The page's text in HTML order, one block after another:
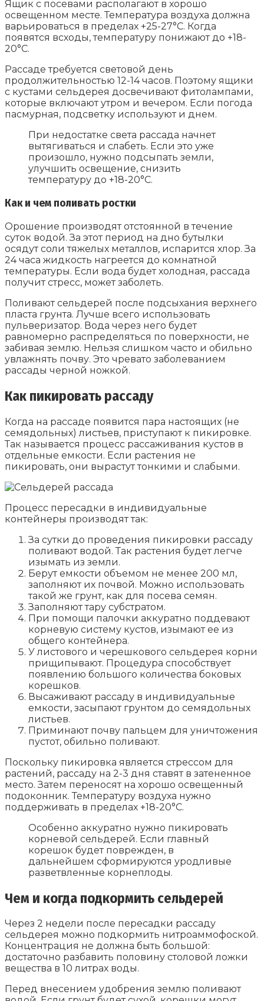
Ящик с посевами располагают в хорошо
освещенном месте. Температура воздуха должна
варьироваться в пределах +25-27°С. Когда
появятся всходы, температуру понижают до +18-
20°С.
Рассаде требуется световой день
продолжительностью 12-14 часов. Поэтому ящики
с кустами сельдерея досвечивают фитолампами,
которые включают утром и вечером. Если погода
пасмурная, подсветку используют и днем.
При недостатке света рассада начнет
вытягиваться и слабеть. Если это уже
произошло, нужно подсыпать земли,
улучшить освещение, снизить
температуру до +18-20°С.
Как и чем поливать ростки
Орошение производят отстоянной в течение
суток водой. За этот период на дно бутылки
осядут соли тяжелых металлов, испарится хлор. За
24 часа жидкость нагреется до комнатной
температуры. Если вода будет холодная, рассада
получит стресс, может заболеть.
Поливают сельдерей после подсыхания верхнего
пласта грунта. Лучше всего использовать
пульверизатор. Вода через него будет
равномерно распределяться по поверхности, не
забивая землю. Нельзя слишком часто и обильно
увлажнять почву. Это чревато заболеванием
рассады черной ножкой.
Как пикировать рассаду
Когда на рассаде появится пара настоящих (не
семядольных) листьев, приступают к пикировке.
Так называется процесс рассаживания кустов в
отдельные емкости. Если растения не
пикировать, они вырастут тонкими и слабыми.
Процесс пересадки в индивидуальные
контейнеры производят так:
За сутки до проведения пикировки рассаду
поливают водой. Так растения будет легче
изымать из земли.
Берут емкости объемом не менее 200 мл,
заполняют их почвой. Можно использовать
такой же грунт, как для посева семян.
Заполняют тару субстратом.
При помощи палочки аккуратно поддевают
корневую систему кустов, изымают ее из
общего контейнера.
У листового и черешкового сельдерея корни
прищипывают. Процедура способствует
появлению большого количества боковых
корешков.
Высаживают рассаду в индивидуальные
емкости, засыпают грунтом до семядольных
листьев.
Приминают почву пальцем для уничтожения
пустот, обильно поливают.
Поскольку пикировка является стрессом для
растений, рассаду на 2-3 дня ставят в затененное
место. Затем переносят на хорошо освещенный
подоконник. Температуру воздуха нужно
поддерживать в пределах +18-20°С.
Особенно аккуратно нужно пикировать
корневой сельдерей. Если главный
корешок будет поврежден, в
дальнейшем сформируются уродливые
разветвленные корнеплоды.
Чем и когда подкормить сельдерей
Через 2 недели после пересадки рассаду
сельдерея можно подкормить нитроаммофоской.
Концентрация не должна быть большой:
достаточно разбавить половину столовой ложки
вещества в 10 литрах воды.
Перед внесением удобрения землю поливают